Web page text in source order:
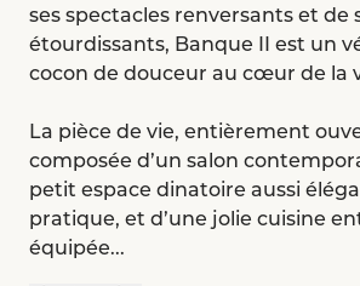
ses spectacles renversants et de
étourdissants, Banque II est un
cocon de douceur au cœur de la
La pièce de vie, entièrement
composée d’un salon
petit espace dinatoire aussi
pratique, et d’une jolie cuisine
équipée...